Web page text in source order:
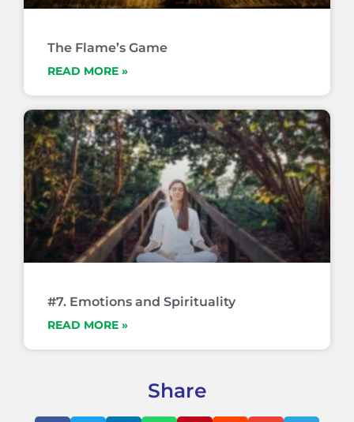
The Flame’s Game
READ MORE »
#7. Emotions and Spirituality
READ MORE »
Share